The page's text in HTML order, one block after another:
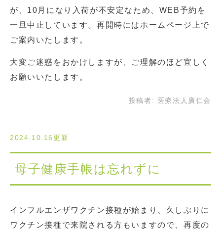
が、10月になり入荷が不安定なため、WEB予約を
一旦中止しています。再開時にはホームページ上で
ご案内いたします。
大変ご迷惑をおかけしますが、ご理解のほど宜しく
お願いいたします。
投稿者: 医療法人廣仁会
2024.10.16更新
母子健康手帳は忘れずに
インフルエンザワクチン接種が始まり、久しぶりに
ワクチン接種で来院される方もいますので、再度の